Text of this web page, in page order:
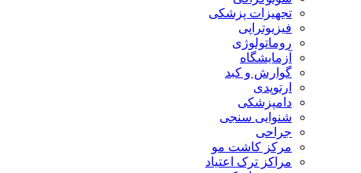
تجهیزات پزشکی
فیزیوتراپی
روماتولوژی
آزمایشگاه
گوارش و کبد
ارتوپدی
دامپزشکی
شنوایی سنجی
جراحی
مرکز کاشت مو
مراکز ترک اعتیاد